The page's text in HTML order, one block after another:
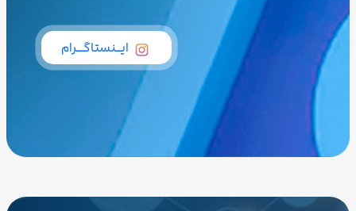
ایــنستاگـــرام